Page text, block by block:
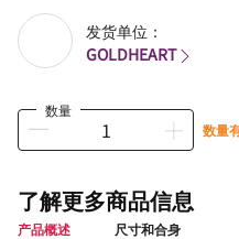
发货单位：
GOLDHEART
数量
数量
了解更多商品信息
产品概述 尺寸和合身